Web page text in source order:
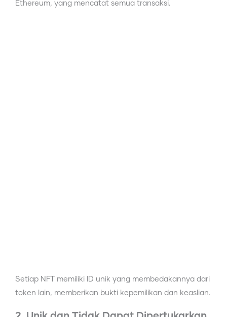
Ethereum, yang mencatat semua transaksi.
Setiap NFT memiliki ID unik yang membedakannya dari
token lain, memberikan bukti kepemilikan dan keaslian.